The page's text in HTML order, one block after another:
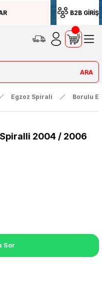
B2B GİRİŞ
ARA
Egzoz Spirali Borulu
2004 / 2006
Sor